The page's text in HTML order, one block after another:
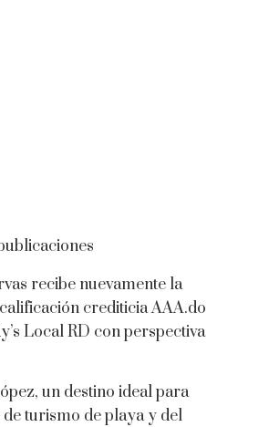
recibe nuevamente la
crediticia AAA.do
Local RD con perspectiva
un destino ideal para
turismo de playa y del